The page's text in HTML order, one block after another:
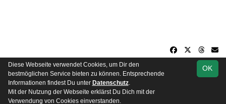
soccero.de
© 2006 - 2026
Besucherstatistik Impressum Datenschutz
OK
Diese Webseite verwendet Cookies, um Dir den
bestmöglichen Service bieten zu können. Entsprechende
Informationen findest Du unter Datenschutz.
Mit der Nutzung der Webseite erklärst Du Dich mit der
Verwendung von Cookies einverstanden.